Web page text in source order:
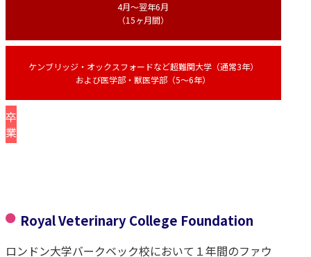
4月〜翌年6月
（15ヶ月間）
ケンブリッジ・オックスフォードなど超難関大学（通常3年）
および医学部・獣医学部（5〜6年）
卒
業
Royal Veterinary College Foundation
ロンドン大学バークベック校において１年間のファウ